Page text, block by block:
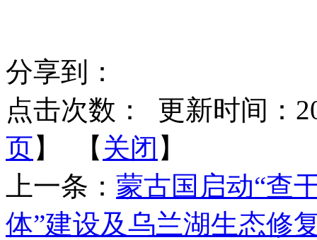
分享到：
点击次数：
更新时间：
页】 【 关闭 】
上一条： 蒙古国启动“查
体”建设及乌兰湖生态修